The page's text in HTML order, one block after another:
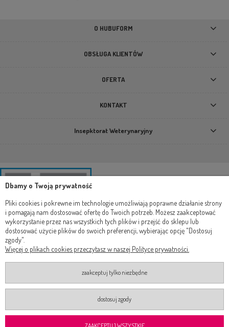
O HUBUFORM
OBSŁUGA KLIENTÓW
OFERTA
KONTAKT
Insepktorat Weterynaryjny
2019-2024 Wszelkie prawa zastrzeżone ®RealizacjaOnisoftShoper.pl
Dbamy o Twoją prywatność
Pliki cookies i pokrewne im technologie umożliwiają poprawne działanie strony
i pomagają nam dostosować ofertę do Twoich potrzeb. Możesz zaakceptować
wykorzystanie przez nas wszystkich tych plików i przejść do sklepu lub
dostosować użycie plików do swoich preferencji, wybierając opcję "Dostosuj
zgody".
Więcej o plikach cookies przeczytasz w naszej Polityce prywatności.
zaakceptuj tylko niezbędne
dostosuj zgody